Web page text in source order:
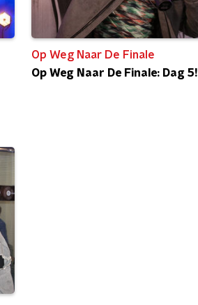
Op Weg Naar De Finale
Op Weg Naar De Finale: Dag 5!